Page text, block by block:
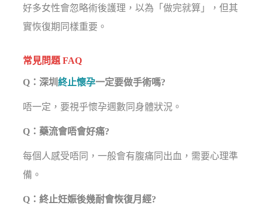
好多女性會忽略術後護理，以為「做完就算」，但其
實恢復期同樣重要。
常見問題 FAQ
Q：深圳終止懷孕一定要做手術嗎?
唔一定，要視乎懷孕週數同身體狀況。
Q：藥流會唔會好痛?
每個人感受唔同，一般會有腹痛同出血，需要心理準
備。
Q：終止妊娠後幾耐會恢復月經?